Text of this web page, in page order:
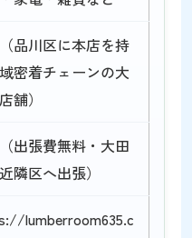
品川区に本店を持
密着チェーンの大
舗）
出張費無料・大田
隣区へ出張）
lumberroom635.c